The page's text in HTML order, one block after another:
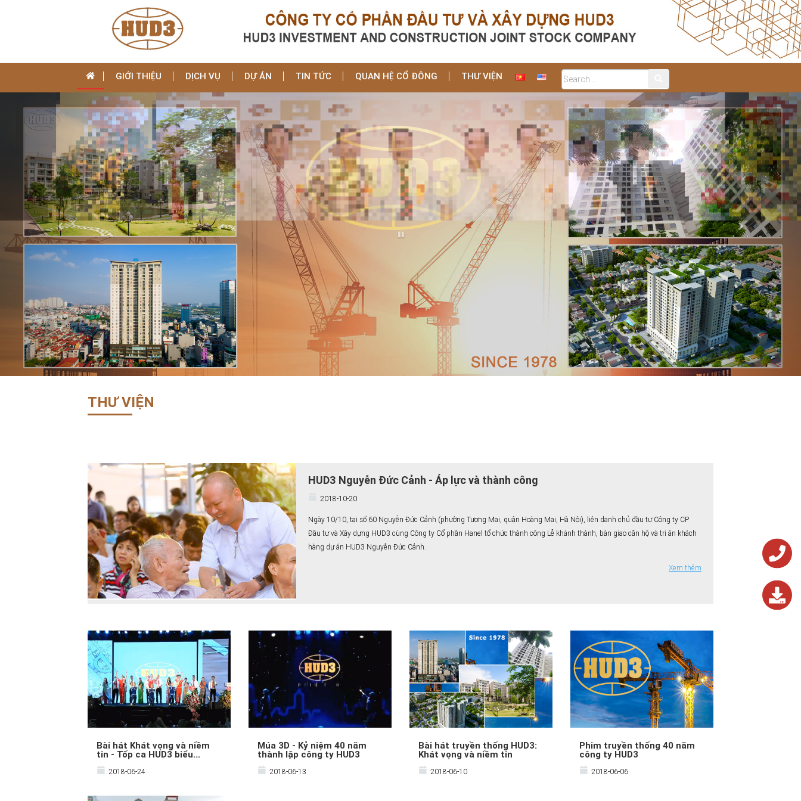
GIỚI THIỆU DỊCH VỤ DỰ ÁN TIN TỨC QUAN HỆ CỔ ĐÔNG THƯ VIỆN
THƯ VIỆN
HUD3 Nguyễn Đức Cảnh - Áp lực và thành công
2018-10-20
Ngày 10/10, tại số 60 Nguyễn Đức Cảnh (phường Tương Mai, quận Hoàng Mai, Hà Nội), liên danh chủ đầu tư Công ty CP
Đầu tư và Xây dựng HUD3 cùng Công ty Cổ phần Hanel tổ chức thành công Lễ khánh thành, bàn giao căn hộ và tri ân khách
hàng dự án HUD3 Nguyễn Đức Cảnh.
Xem thêm
Bài hát Khát vọng và niềm
tin - Tốp ca HUD3 biểu...
2018-06-24
Múa 3D - Kỷ niệm 40 năm
thành lập công ty HUD3
2018-06-13
Bài hát truyền thống HUD3:
Khát vọng và niềm tin
2018-06-10
Phim truyền thống 40 năm
công ty HUD3
2018-06-06
0243.824.572